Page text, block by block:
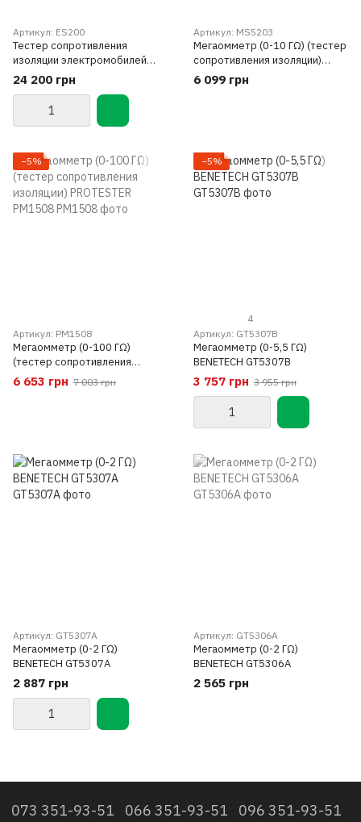
Артикул: ES200
Тестер сопротивления
изоляции электромобилей
LAUNCH ES200
24 200 грн
Артикул: MS5203
Мегаомметр (0-10 ГΩ) (тестер
сопротивления изоляции)
PROTESTER MS5203
6 099 грн
−5%
Артикул: PM1508
Мегаомметр (0-100 ГΩ)
(тестер сопротивления
изоляции) PROTESTER PM1508
6 653 грн 7 003 грн
−5%
4
Артикул: GT5307B
Мегаомметр (0-5,5 ГΩ)
BENETECH GT5307B
3 757 грн 3 955 грн
Артикул: GT5307A
Мегаомметр (0-2 ГΩ)
BENETECH GT5307A
2 887 грн
Артикул: GT5306A
Мегаомметр (0-2 ГΩ)
BENETECH GT5306A
2 565 грн
073 351-93-51 066 351-93-51 096 351-93-51